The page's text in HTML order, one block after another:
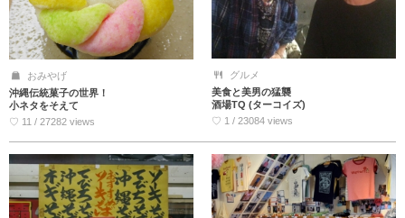
おみやげ
沖縄伝統菓子の世界！
小ネタをそえて
♡ 11 / 27282 views
グルメ
美食と美男の猛襲
酒場TQ (ターコイズ)
♡ 1 / 23084 views